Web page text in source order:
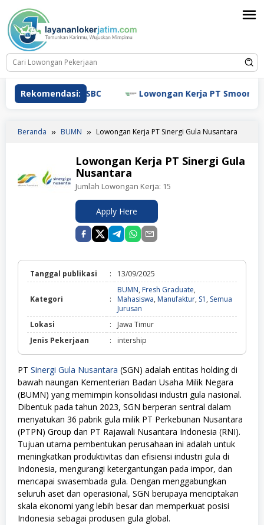
konten
Rekomendasi:
Kerja HSBC Lowongan Kerja PT Smoore
Beranda BUMN Lowongan Kerja PT Sinergi Gula Nusantara
Lowongan Kerja PT Sinergi Gula
Nusantara
Jumlah Lowongan Kerja: 15
Apply Here
Tanggal publikasi : 13/09/2025
Kategori :
BUMN, Fresh Graduate,
Mahasiswa, Manufaktur, S1 , Semua
Jurusan
Fresh
Graduate,
Mahasiswa,
Manufaktur,
S1,
Semua
Jurusan
Lokasi :
Jawa Timur
Jenis Pekerjaan
: intership
PT Sinergi Gula Nusantara (SGN) adalah entitas holding di
bawah naungan Kementerian Badan Usaha Milik Negara
(BUMN) yang memimpin konsolidasi industri gula nasional.
Dibentuk pada tahun 2023, SGN berperan sentral dalam
menyatukan 36 pabrik gula milik PT Perkebunan Nusantara
(PTPN) Group dan PT Rajawali Nusantara Indonesia (RNI).
Tujuan utama pembentukan perusahaan ini adalah untuk
meningkatkan produktivitas dan efisiensi industri gula di
Indonesia, mengurangi ketergantungan pada impor, dan
mencapai swasembada gula. Dengan menggabungkan
seluruh aset dan operasional, SGN berupaya menciptakan
skala ekonomi yang lebih besar dan memperkuat posisi
Indonesia sebagai produsen gula global.